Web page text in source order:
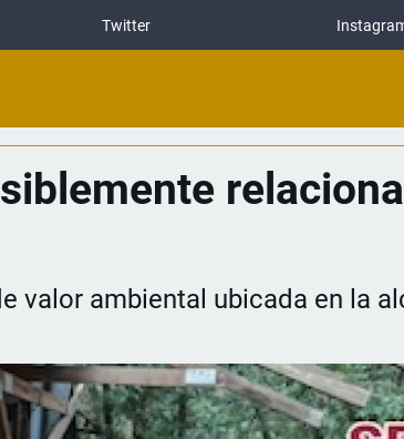
Twitter
valor ambiental ubicada en la